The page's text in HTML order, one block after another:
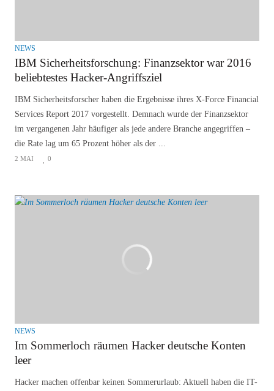
NEWS
IBM Sicherheitsforschung: Finanzsektor war 2016
beliebtestes Hacker-Angriffsziel
IBM Sicherheitsforscher haben die Ergebnisse ihres X-Force Financial
Services Report 2017 vorgestellt. Demnach wurde der Finanzsektor
im vergangenen Jahr häufiger als jede andere Branche angegriffen –
die Rate lag um 65 Prozent höher als der ...
2 MAI 0
NEWS
Im Sommerloch räumen Hacker deutsche Konten
leer
Hacker machen offenbar keinen Sommerurlaub: Aktuell haben die IT-